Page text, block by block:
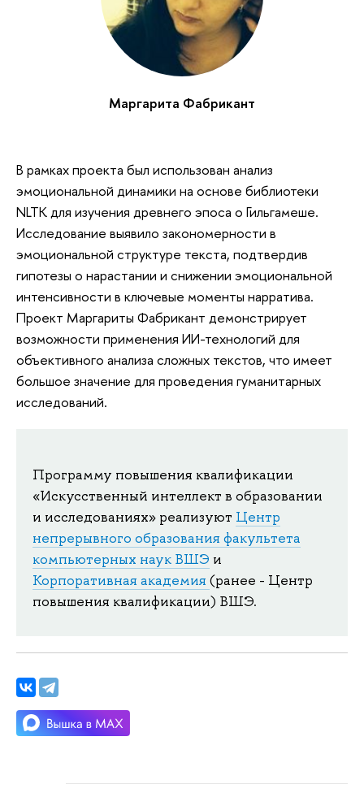
Маргарита Фабрикант
В рамках проекта был использован анализ
эмоциональной динамики на основе библиотеки
NLTK для изучения древнего эпоса о Гильгамеше.
Исследование выявило закономерности в
эмоциональной структуре текста, подтвердив
гипотезы о нарастании и снижении эмоциональной
интенсивности в ключевые моменты нарратива.
Проект Маргариты Фабрикант демонстрирует
возможности применения ИИ-технологий для
объективного анализа сложных текстов, что имеет
большое значение для проведения гуманитарных
исследований.
Программу повышения квалификации
«Искусственный интеллект в образовании
и исследованиях» реализуют Центр
непрерывного образования факультета
компьютерных наук ВШЭ и
Корпоративная академия (ранее - Центр
повышения квалификации) ВШЭ.